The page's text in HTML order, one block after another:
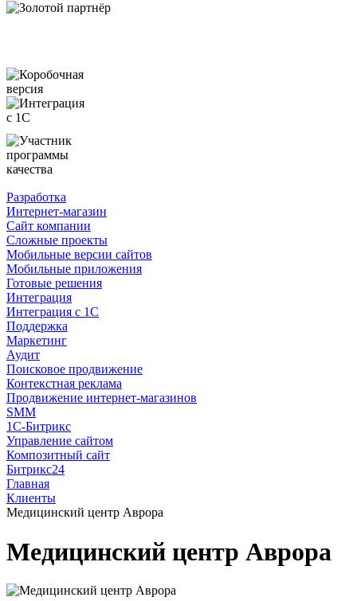
Разработка
Интернет-магазин
Сайт компании
Сложные проекты
Мобильные версии сайтов
Мобильные приложения
Готовые решения
Интеграция
Интеграция с 1С
Поддержка
Маркетинг
Аудит
Поисковое продвижение
Контекстная реклама
Продвижение интернет-магазинов
SMM
1С-Битрикс
Управление сайтом
Композитный сайт
Битрикс24
Главная
Клиенты
Медицинский центр Аврора
Медицинский центр Аврора